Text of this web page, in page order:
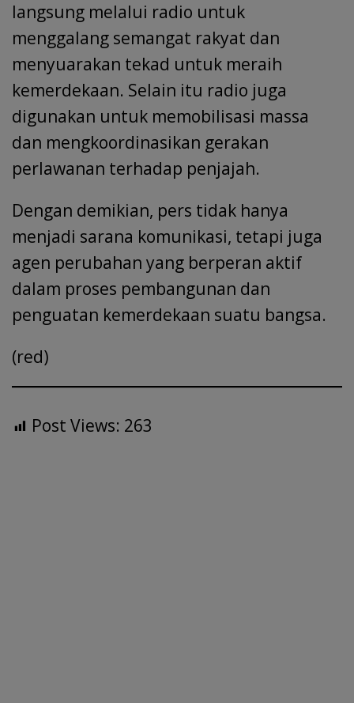
langsung melalui radio untuk
menggalang semangat rakyat dan
menyuarakan tekad untuk meraih
kemerdekaan. Selain itu radio juga
digunakan untuk memobilisasi massa
dan mengkoordinasikan gerakan
perlawanan terhadap penjajah.
Dengan demikian, pers tidak hanya
menjadi sarana komunikasi, tetapi juga
agen perubahan yang berperan aktif
dalam proses pembangunan dan
penguatan kemerdekaan suatu bangsa.
(red)
Post Views: 263